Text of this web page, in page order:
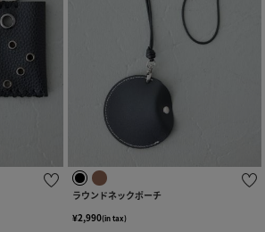
ラウンドネックポーチ
¥2,990(in tax)